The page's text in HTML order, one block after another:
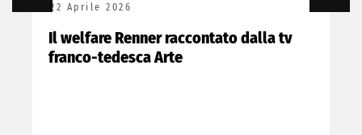
22 Aprile 2026
Il welfare Renner raccontato dalla tv
franco-tedesca Arte